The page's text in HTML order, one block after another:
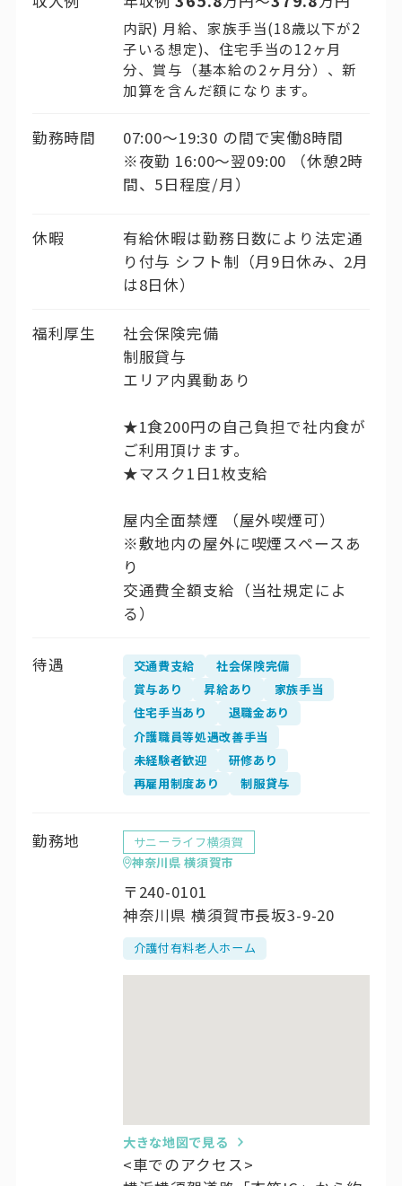
内訳) 月給、家族手当(18歳以下が2
子いる想定)、住宅手当の12ヶ月
分、賞与（基本給の2ヶ月分）、新
加算を含んだ額になります。
勤務時間
07:00〜19:30 の間で実働8時間
※夜勤 16:00〜翌09:00 （休憩2時
間、5日程度/月）
休暇
有給休暇は勤務日数により法定通
り付与 シフト制（月9日休み、2月
は8日休）
福利厚生
社会保険完備
制服貸与
エリア内異動あり
★1食200円の自己負担で社内食が
ご利用頂けます。
★マスク1日1枚支給
屋内全面禁煙 （屋外喫煙可）
※敷地内の屋外に喫煙スペースあ
り
交通費全額支給（当社規定によ
る）
待遇 交通費支給
社会保険完備
賞与あり
昇給あり
家族手当
住宅手当あり
退職金あり
介護職員等処遇改善手当
未経験者歓迎
研修あり
再雇用制度あり
制服貸与
勤務地
サニーライフ横須賀
神奈川県 横須賀市
〒240-0101
神奈川県 横須賀市長坂3-9-20
介護付有料老人ホーム
大きな地図で見る
<車でのアクセス>